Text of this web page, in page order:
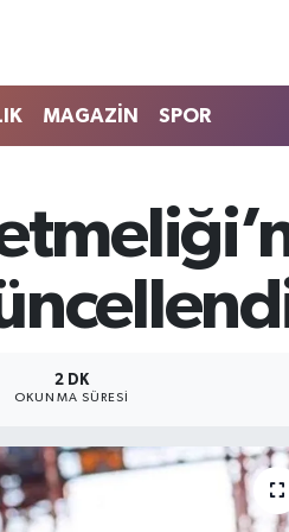
MAGAZİN SPOR
2 DK
OKUNMA SÜRESI